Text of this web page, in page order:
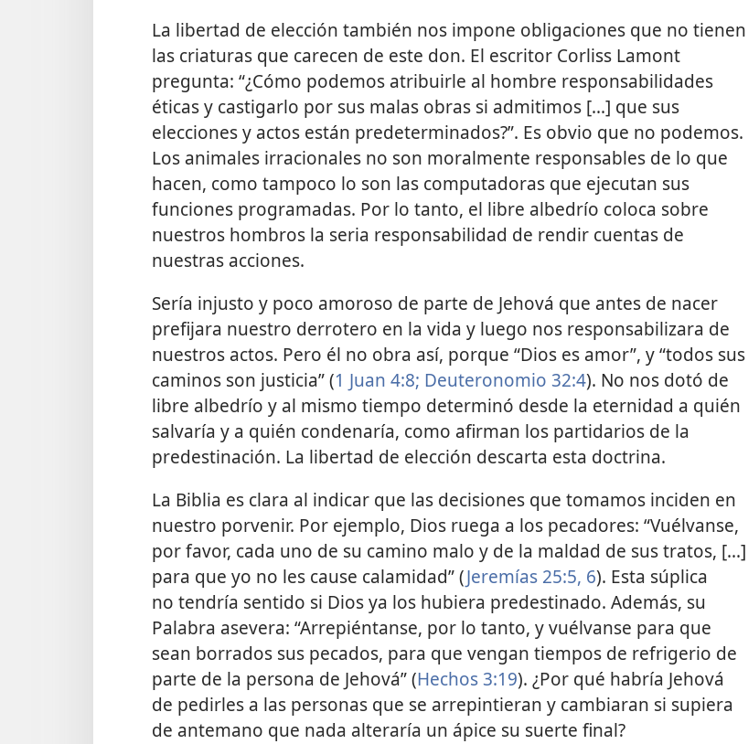
La libertad de elección también nos impone obligaciones que no tienen
las criaturas que carecen de este don. El escritor Corliss Lamont
pregunta: “¿Cómo podemos atribuirle al hombre responsabilidades
éticas y castigarlo por sus malas obras si admitimos [...] que sus
elecciones y actos están predeterminados?”. Es obvio que no podemos.
Los animales irracionales no son moralmente responsables de lo que
hacen, como tampoco lo son las computadoras que ejecutan sus
funciones programadas. Por lo tanto, el libre albedrío coloca sobre
nuestros hombros la seria responsabilidad de rendir cuentas de
nuestras acciones.
Sería injusto y poco amoroso de parte de Jehová que antes de nacer
prefijara nuestro derrotero en la vida y luego nos responsabilizara de
nuestros actos. Pero él no obra así, porque “Dios es amor”, y “todos sus
caminos son justicia” (1 Juan 4:8; Deuteronomio 32:4). No nos dotó de
libre albedrío y al mismo tiempo determinó desde la eternidad a quién
salvaría y a quién condenaría, como afirman los partidarios de la
predestinación. La libertad de elección descarta esta doctrina.
La Biblia es clara al indicar que las decisiones que tomamos inciden en
nuestro porvenir. Por ejemplo, Dios ruega a los pecadores: “Vuélvanse,
por favor, cada uno de su camino malo y de la maldad de sus tratos, [...]
para que yo no les cause calamidad” (Jeremías 25:5, 6). Esta súplica
no tendría sentido si Dios ya los hubiera predestinado. Además, su
Palabra asevera: “Arrepiéntanse, por lo tanto, y vuélvanse para que
sean borrados sus pecados, para que vengan tiempos de refrigerio de
parte de la persona de Jehová” (Hechos 3:19). ¿Por qué habría Jehová
de pedirles a las personas que se arrepintieran y cambiaran si supiera
de antemano que nada alteraría un ápice su suerte final?